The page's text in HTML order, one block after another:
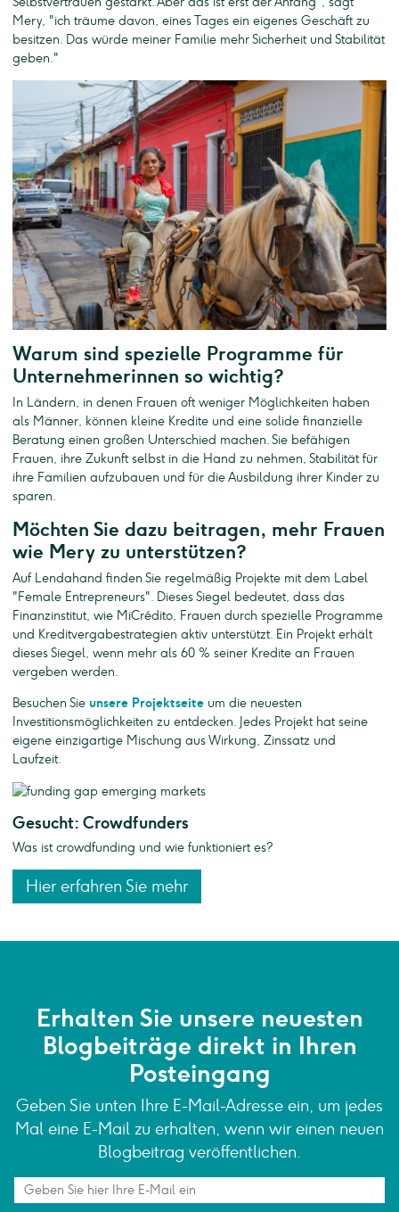
Mery, "ich träume davon, eines Tages ein eigenes Geschäft zu
besitzen. Das würde meiner Familie mehr Sicherheit und Stabilität
geben."
Warum sind spezielle Programme für
Unternehmerinnen so wichtig?
In Ländern, in denen Frauen oft weniger Möglichkeiten haben
als Männer, können kleine Kredite und eine solide finanzielle
Beratung einen großen Unterschied machen. Sie befähigen
Frauen, ihre Zukunft selbst in die Hand zu nehmen, Stabilität für
ihre Familien aufzubauen und für die Ausbildung ihrer Kinder zu
sparen.
Möchten Sie dazu beitragen, mehr Frauen
wie Mery zu unterstützen?
Auf Lendahand finden Sie regelmäßig Projekte mit dem Label
"Female Entrepreneurs". Dieses Siegel bedeutet, dass das
Finanzinstitut, wie MiCrédito, Frauen durch spezielle Programme
und Kreditvergabestrategien aktiv unterstützt. Ein Projekt erhält
dieses Siegel, wenn mehr als 60 % seiner Kredite an Frauen
vergeben werden.
Besuchen Sie unsere Projektseite um die neuesten
Investitionsmöglichkeiten zu entdecken. Jedes Projekt hat seine
eigene einzigartige Mischung aus Wirkung, Zinssatz und
Laufzeit.
Gesucht: Crowdfunders
Was ist crowdfunding und wie funktioniert es?
Hier erfahren Sie mehr
Erhalten Sie unsere neuesten
Blogbeiträge direkt in Ihren
Posteingang
Geben Sie unten Ihre E-Mail-Adresse ein, um jedes
Mal eine E-Mail zu erhalten, wenn wir einen neuen
Blogbeitrag veröffentlichen.